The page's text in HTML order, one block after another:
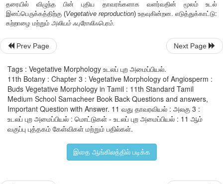
கூடுதல் மொட்டு துணை மொட்டாகும். எடுத்துக்காட்டு:சிட்ரஸ்,
5. வேற்றிட மொட்டுகள்:தண்டைத் தவிர தாவரத்தின் மற்ற
தோன்றும் மொட்டுகள் வேற்றிட மொட்டுகள் என்று
மொட்டுகள்(Radical buds ). எடுத்துக்காட்டு:
மொட்டுகள்(Foliar buds): எடுத்துக்காட்டு:
தண்டு மொட்டுகள்( Cauline buds): எடுத்துக்காட்டு:
(வள்ளிக்கிழங்கு),அகேவ்.
6. குமிழங்கள்: இனப்பெருக்கத்திற்காக உருமாற்றம்
மொட்டுகள் குமிழங்களாகும். குமிழங்கள் தாய்ச்
இனப்பெருக்கத்திற்கு (Vegetative reproduction
அலியம் ஃபுரோலிஃபெரம்.
Prev Page Next Page
Tags : Vegetative Morphology உடலப் புற அமைப்பியல்.
11th Botany : Chapter 3 : Vegetative Morphology of Angiosperm :
Buds Vegetative Morphology in Tamil : 11th Standard Tamil
Medium School Samacheer Book Back Questions and answers,
Important Question with Answer. 11 வது தாவரவியல் : அலகு 3 :
உடலப் புற அமைப்பியல் : மொட்டுகள் - உடலப் புற அமைப்பியல் : 11 ஆம்
வகுப்பு புத்தகம் கேள்விகள் மற்றும் பதில்கள்.
இதை ஆங்கிலத்தில் படிக்க